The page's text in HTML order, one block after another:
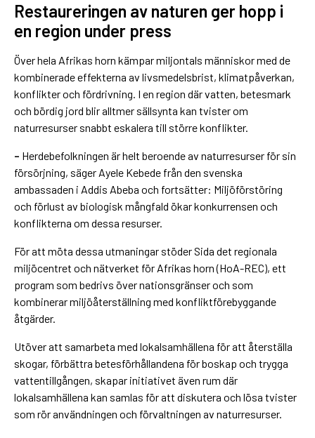
Restaureringen av naturen ger hopp i
en region under press
Över hela Afrikas horn kämpar miljontals människor med de
kombinerade effekterna av livsmedelsbrist, klimatpåverkan,
konflikter och fördrivning. I en region där vatten, betesmark
och bördig jord blir alltmer sällsynta kan tvister om
naturresurser snabbt eskalera till större konflikter.
– Herdebefolkningen är helt beroende av naturresurser för sin
försörjning, säger Ayele Kebede från den svenska
ambassaden i Addis Abeba och fortsätter: Miljöförstöring
och förlust av biologisk mångfald ökar konkurrensen och
konflikterna om dessa resurser.
För att möta dessa utmaningar stöder Sida det regionala
miljöcentret och nätverket för Afrikas horn (HoA-REC), ett
program som bedrivs över nationsgränser och som
kombinerar miljöåterställning med konfliktförebyggande
åtgärder.
Utöver att samarbeta med lokalsamhällena för att återställa
skogar, förbättra betesförhållandena för boskap och trygga
vattentillgången, skapar initiativet även rum där
lokalsamhällena kan samlas för att diskutera och lösa tvister
som rör användningen och förvaltningen av naturresurser.